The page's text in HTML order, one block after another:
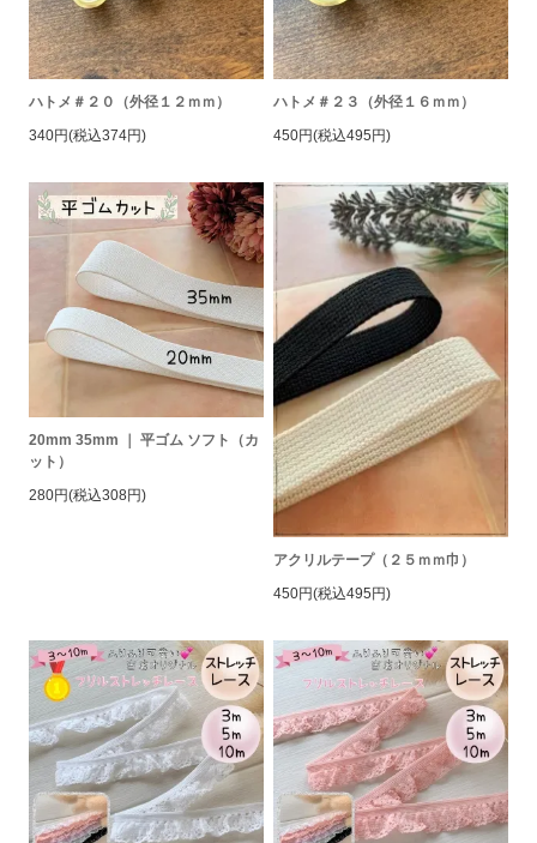
ハトメ＃２０（外径１２ｍｍ）
340円(税込374円)
ハトメ＃２３（外径１６ｍｍ）
450円(税込495円)
20mm 35mm ｜ 平ゴム ソフト（カ
ット）
280円(税込308円)
アクリルテープ（２５ｍｍ巾）
450円(税込495円)